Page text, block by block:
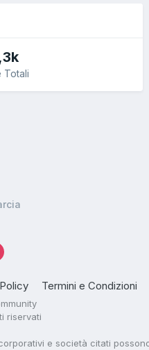
Totali
Termini e Condizioni
riservati
e società citati